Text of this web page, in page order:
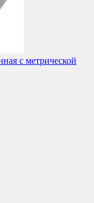
с метрической